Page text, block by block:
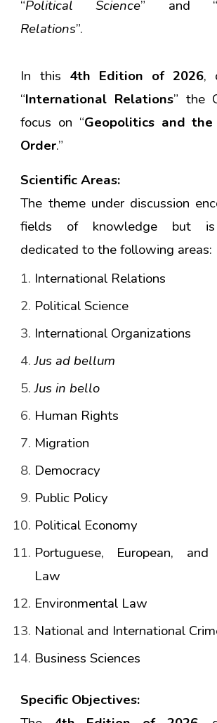
“Political Science” and “
Relations”.
In this 4th Edition of 2026,
“International Relations” the
focus on “Geopolitics and
Order.”
Scientific Areas:
The theme under discussion
fields of knowledge but is
dedicated to the following areas:
International Relations
Political Science
International Organizations
Jus ad bellum
Jus in bello
Human Rights
Migration
Democracy
Public Policy
Political Economy
Portuguese, European, and
Law
Environmental Law
National and International
Business Sciences
Specific Objectives: